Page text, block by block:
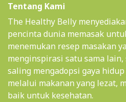
Tentang Kami
The Healthy Belly
pencinta dunia memasak
menemukan resep masakan
menginspirasi satu sama
saling mengadopsi gaya
melalui makanan yang lezat,
baik untuk kesehatan.